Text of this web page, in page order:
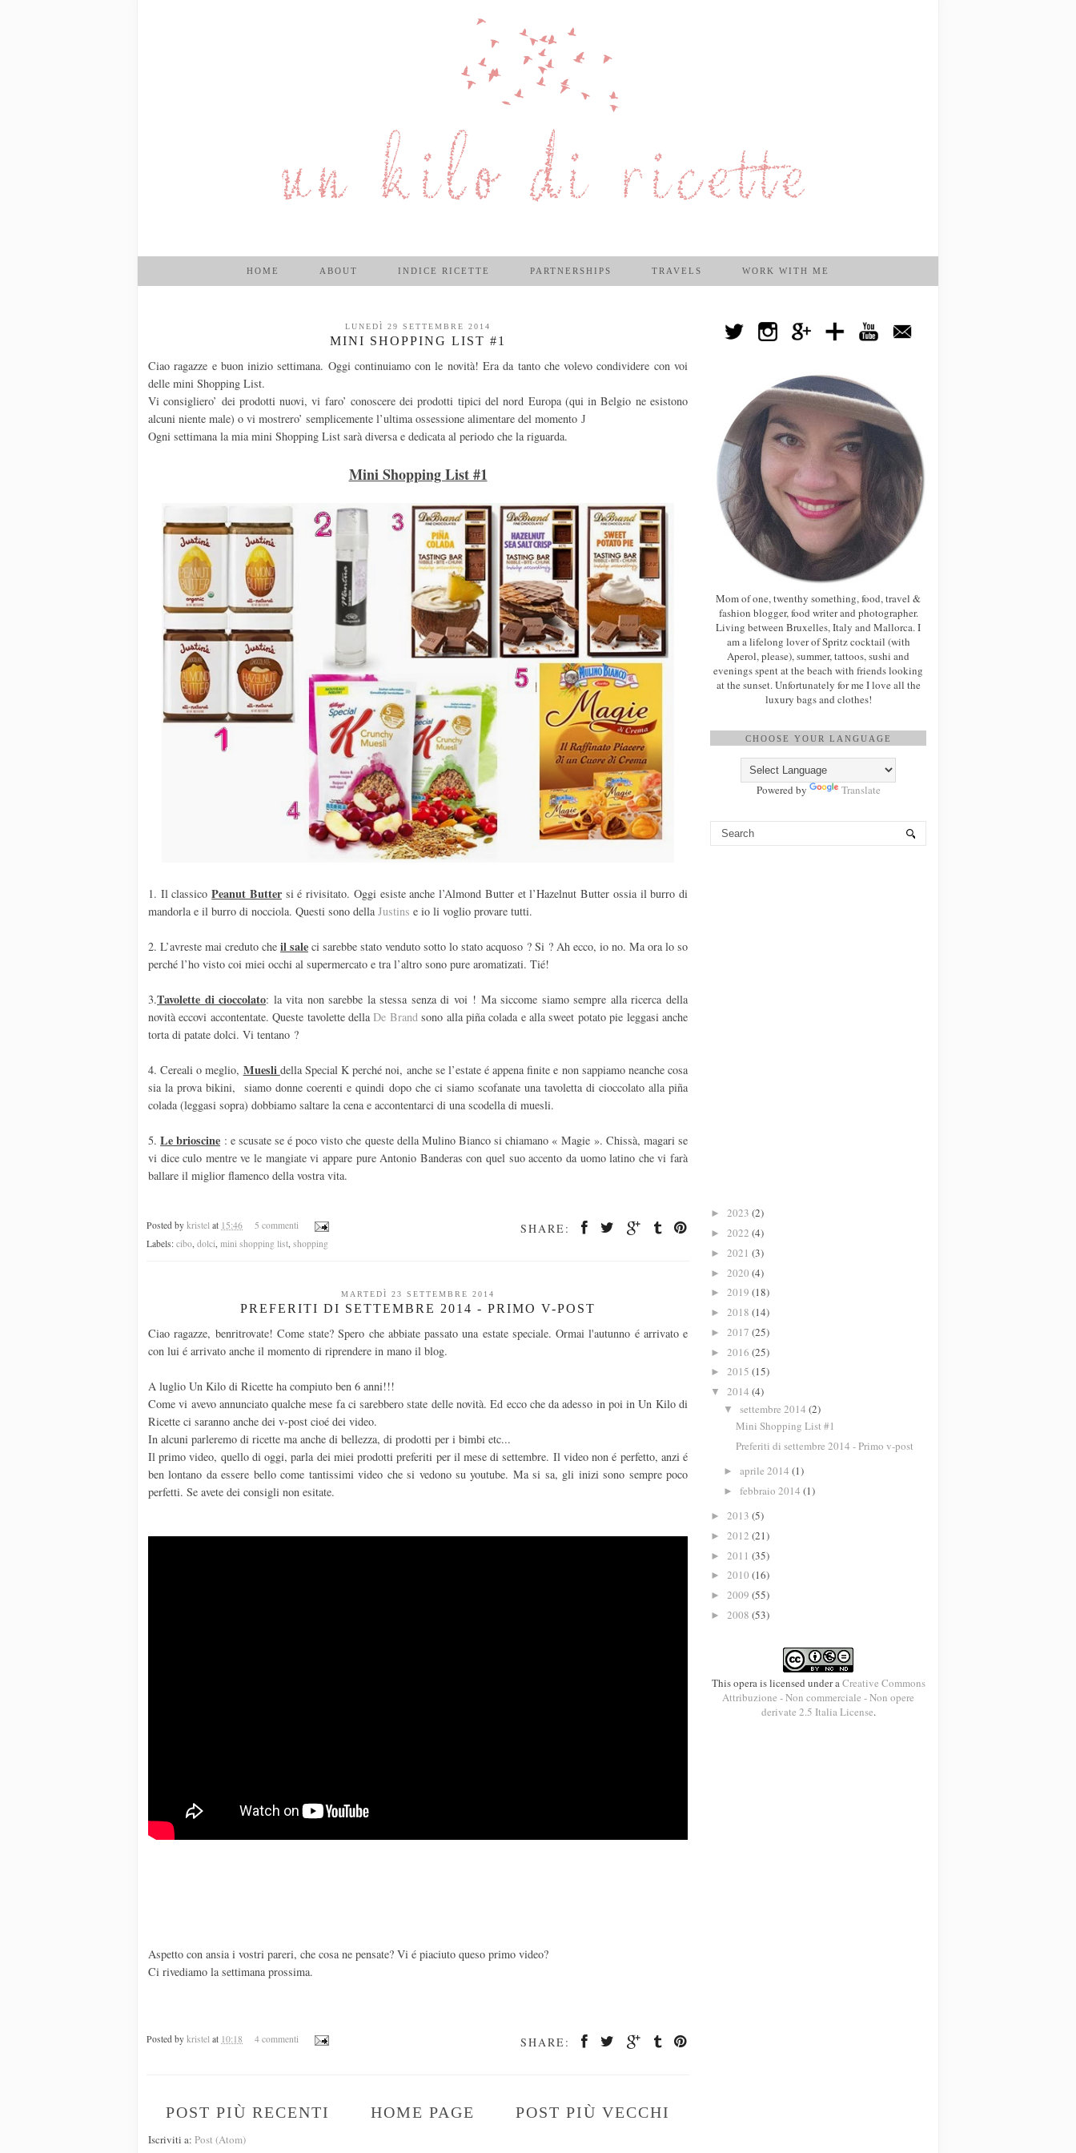
HOME ABOUT INDICE RICETTE PARTNERSHIPS TRAVELS WORK WITH ME
LUNEDÌ 29 SETTEMBRE 2014
MINI SHOPPING LIST #1
Ciao ragazze e buon inizio settimana. Oggi continuiamo con le novità!Era da tanto che volevo condividere con voi
delle mini Shopping List.
Vi consigliero’ dei prodotti nuovi, vi faro’ conoscere dei prodotti tipici del nord Europa (qui in Belgio ne esistono
alcuni niente male) o vi mostrero’ semplicemente l’ultima ossessione alimentare del momento J
Ogni settimana la mia mini Shopping List sarà diversa e dedicata al periodo che la riguarda.
Mini Shopping List #1
1. Il classicoPeanut Buttersi é rivisitato. Oggi esiste anche l’Almond Butter et l’Hazelnut Butter ossia il burro di
mandorla e il burro di nocciola. Questi sono dellaJustins e io li voglio provare tutti.
2. L’avreste mai creduto che il sale ci sarebbe stato venduto sotto lo stato acquoso ? Si ? Ah ecco, io no. Ma ora lo so
perché l’ho visto coi miei occhi al supermercato e tra l’altro sono pure aromatizati. Tié!
3.Tavolette di cioccolato: la vita non sarebbe la stessa senza di voi ! Ma siccome siamo sempre alla ricerca della
novità eccovi accontentate. Queste tavolette dellaDe Brandsono alla piña colada e alla sweet potato pie leggasi anche
torta di patate dolci. Vi tentano ?
4. Cereali o meglio, Muesli della Special K perché noi, anche se l’estate é appena finite e non sappiamo neanche cosa
sia la prova bikini, siamo donne coerenti e quindi dopo che ci siamo scofanate una tavoletta di cioccolato alla piña
colada (leggasi sopra) dobbiamo saltare la cena e accontentarci di una scodella di muesli.
5.Le brioscine : e scusate se é poco visto che queste della Mulino Bianco si chiamano « Magie ». Chissà, magari se
vi dice culo mentre ve le mangiate vi appare pure Antonio Banderas con quel suo accento da uomo latino che vi farà
ballare il miglior flamenco della vostra vita.
SHARE:
Posted by kristel at 15:46
5 commenti
Labels: cibo, dolci, mini shopping list, shopping
MARTEDÌ 23 SETTEMBRE 2014
PREFERITI DI SETTEMBRE 2014 - PRIMO V-POST
Ciao ragazze, benritrovate! Come state? Spero che abbiate passato una estate speciale. Ormai l'autunno é arrivato e
con lui é arrivato anche il momento di riprendere in mano il blog.
A luglio Un Kilo di Ricette ha compiuto ben 6 anni!!!
Come vi avevo annunciato qualche mese fa ci sarebbero state delle novità. Ed ecco che da adesso in poi in Un Kilo di
Ricette ci saranno anche dei v-post cioé dei video.
In alcuni parleremo di ricette ma anche di bellezza, di prodotti per i bimbi etc...
Il primo video, quello di oggi, parla dei miei prodotti preferiti per il mese di settembre. Il video non é perfetto, anzi é
ben lontano da essere bello come tantissimi video che si vedono su youtube. Ma si sa, gli inizi sono sempre poco
perfetti. Se avete dei consigli non esitate.
Aspetto con ansia i vostri pareri, che cosa ne pensate? Vi é piaciuto queso primo video?
Ci rivediamo la settimana prossima.
SHARE:
Posted by kristel at 10:18 4 commenti
POST PIÙ RECENTI POST PIÙ VECCHI
HOME PAGE
Iscriviti a: Post (Atom)
Mom of one, twenthy something, food, travel &
fashion blogger, food writer and photographer.
Living between Bruxelles, Italy and Mallorca. I
am a lifelong lover of Spritz cocktail (with
Aperol, please), summer, tattoos, sushi and
evenings spent at the beach with friends looking
at the sunset. Unfortunately for me I love all the
luxury bags and clothes!
CHOOSE YOUR LANGUAGE
Powered by Translate
► 2023 (2)
► 2022 (4)
► 2021 (3)
► 2020 (4)
► 2019 (18)
► 2018 (14)
► 2017 (25)
► 2016 (25)
► 2015 (15)
▼ 2014 (4)
▼ settembre 2014 (2)
Mini Shopping List #1
Preferiti di settembre 2014 - Primo v-post
► aprile 2014 (1)
► febbraio 2014 (1)
► 2013 (5)
► 2012 (21)
► 2011 (35)
► 2010 (16)
► 2009 (55)
► 2008 (53)
This opera is licensed under aCreative Commons
Attribuzione - Non commerciale - Non opere
derivate 2.5 Italia License.